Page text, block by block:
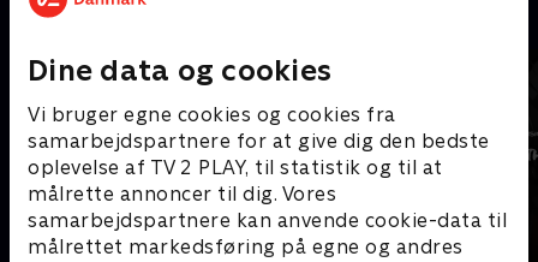
Dine data og cookies
Vi bruger egne cookies og cookies fra
samarbejdspartnere for at give dig den bedste
oplevelse af TV 2 PLAY, til statistik og til at
målrette annoncer til dig. Vores
samarbejdspartnere kan anvende cookie-data til
målrettet markedsføring på egne og andres
Mere indhold fra Disney+